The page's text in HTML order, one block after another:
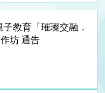
教育「璀璨交融．
坊 通告